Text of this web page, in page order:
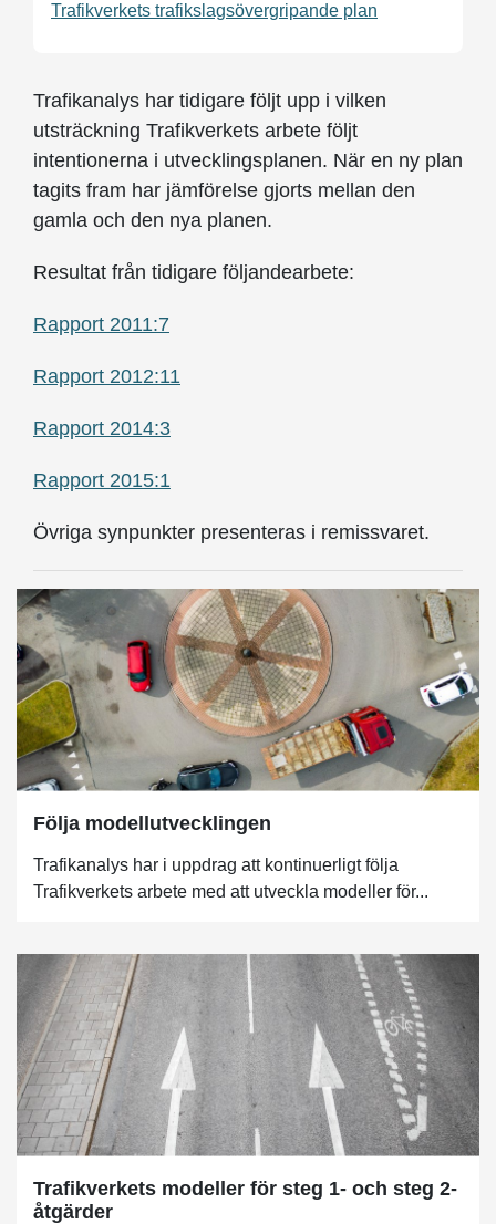
Trafikverkets trafikslagsövergripande plan
Trafikanalys har tidigare följt upp i vilken
utsträckning Trafikverkets arbete följt
intentionerna i utvecklingsplanen. När en ny plan
tagits fram har jämförelse gjorts mellan den
gamla och den nya planen.
Resultat från tidigare följande­arbete:
Rapport 2011:7
Rapport 2012:11
Rapport 2014:3
Rapport 2015:1
Övriga synpunkter presenteras i remissvaret.
Följa modellutvecklingen
Trafikanalys har i uppdrag att kontinuerligt följa
Trafikverkets arbete med att utveckla modeller för...
Trafikverkets modeller för steg 1- och steg 2-
åtgärder